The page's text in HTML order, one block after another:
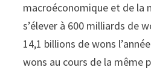
macroéconomique et de la
s’élever à 600 milliards de
14,1 billions de wons
wons au cours de la même